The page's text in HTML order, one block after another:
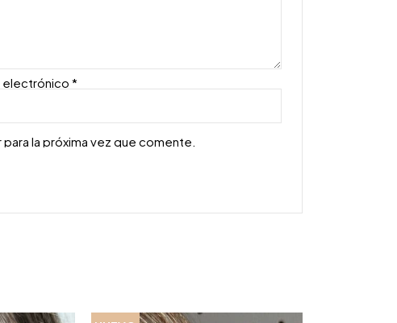
electrónico*
la próxima vez que comente.